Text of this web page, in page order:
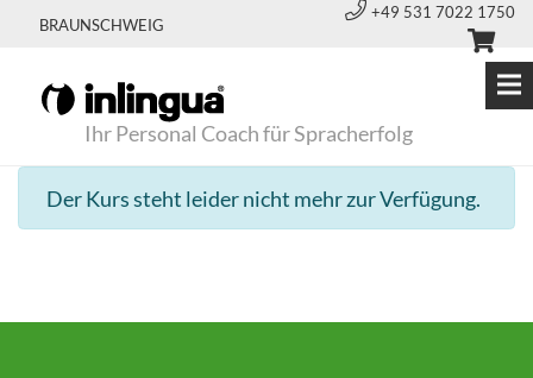
BRAUNSCHWEIG
+49 531 7022 1750
Ihr Personal Coach für Spracherfolg
Der Kurs steht leider nicht mehr zur Verfügung.